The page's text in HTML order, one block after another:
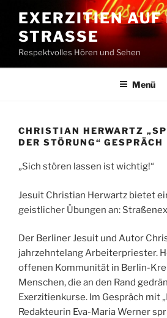
Inhalt
springen
EXERZITIEN AUF
STRASSE
Respektvolles Hören und Sehen
Menü
CHRISTIAN HERWARTZ
DER STÖRUNG“ GESPRÄCH
„Sich stören lassen ist wichtig!“
Jesuit Christian Herwartz bietet
geistlicher Übungen an:
Der Berliner Jesuit und Autor
jahrzehntelang Arbeiterpriester.
offenen Kommunität in Berlin-
Menschen, die an den Rand
Exerzitienkurse. Im Gespräch mit
Redakteurin Eva-Maria Werner